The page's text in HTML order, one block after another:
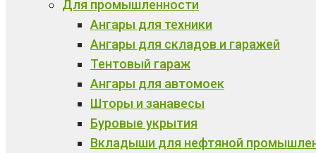
Для промышленности
Ангары для техники
Ангары для складов и гаражей
Тентовый гараж
Ангары для автомоек
Шторы и занавесы
Буровые укрытия
Вкладыши для нефтяной